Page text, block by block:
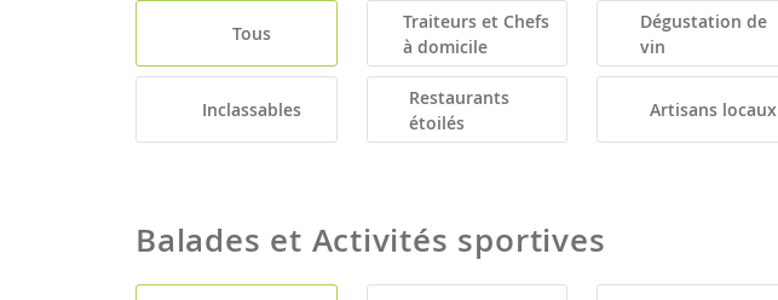
Tous
Traiteurs et Chefs
à domicile
Dégustation de
vin
Inclassables
Restaurants
étoilés
Artisans locaux
Balades et Activités sportives